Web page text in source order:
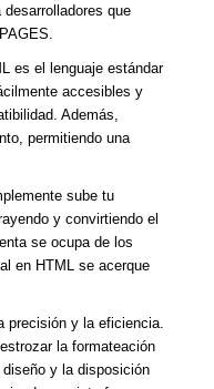
que
es el lenguaje estándar
accesibles y
Además,
permitiendo una
sube tu
y convirtiendo el
se ocupa de los
en HTML se acerque
precisión y la eficiencia.
la formateación
y la disposición